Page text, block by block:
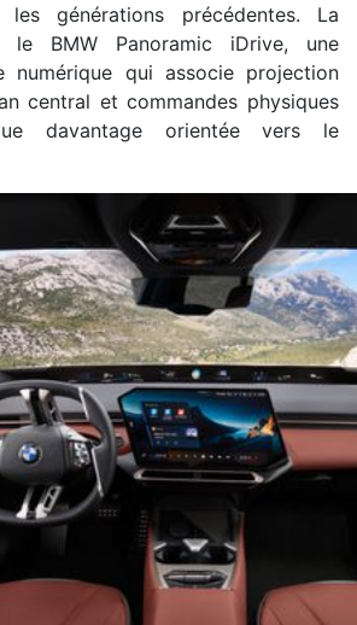
générations précédentes. La
le BMW Panoramic iDrive, une
numérique qui associe projection
central et commandes physiques
davantage orientée vers le